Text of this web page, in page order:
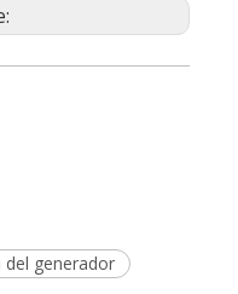
del generador